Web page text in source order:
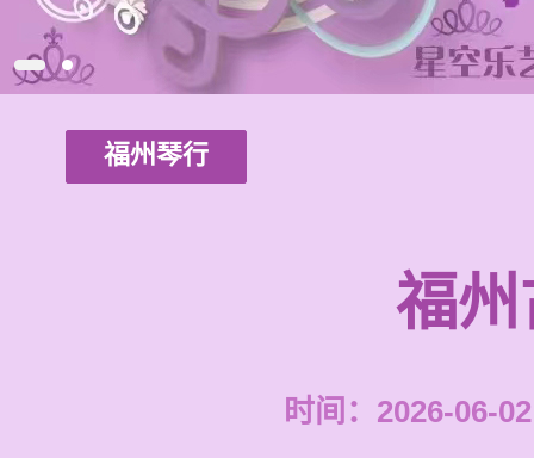
福州琴行
福
时间：2026-06-